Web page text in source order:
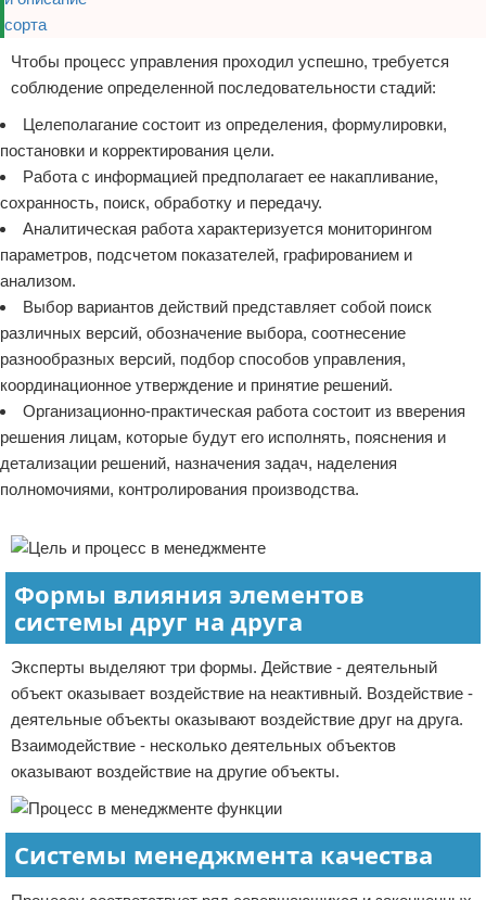
Чтобы процесс управления проходил успешно, требуется
соблюдение определенной последовательности стадий:
Целеполагание состоит из определения, формулировки,
постановки и корректирования цели.
Работа с информацией предполагает ее накапливание,
сохранность, поиск, обработку и передачу.
Аналитическая работа характеризуется мониторингом
параметров, подсчетом показателей, графированием и
анализом.
Выбор вариантов действий представляет собой поиск
различных версий, обозначение выбора, соотнесение
разнообразных версий, подбор способов управления,
координационное утверждение и принятие решений.
Организационно-практическая работа состоит из вверения
решения лицам, которые будут его исполнять, пояснения и
детализации решений, назначения задач, наделения
полномочиями, контролирования производства.
Формы влияния элементов
системы друг на друга
Эксперты выделяют три формы. Действие - деятельный
объект оказывает воздействие на неактивный. Воздействие -
деятельные объекты оказывают воздействие друг на друга.
Взаимодействие - несколько деятельных объектов
оказывают воздействие на другие объекты.
Системы менеджмента качества